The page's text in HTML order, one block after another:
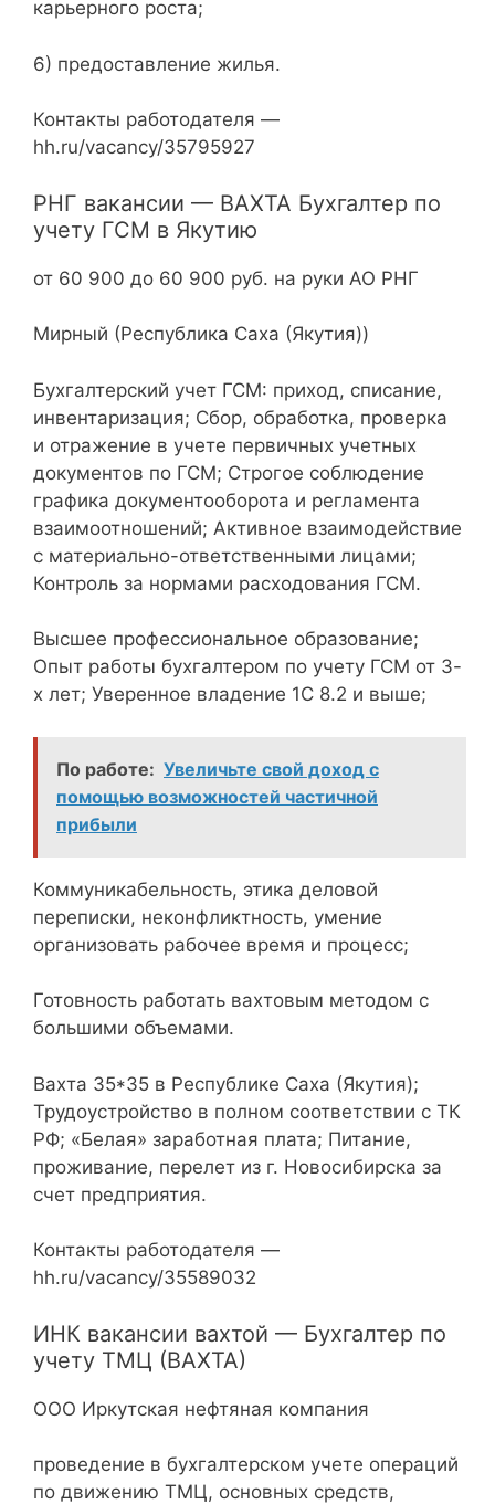
карьерного роста;
6) предоставление жилья.
Контакты работодателя —
hh.ru/vacancy/35795927
РНГ вакансии — ВАХТА Бухгалтер по
учету ГСМ в Якутию
от 60 900 до 60 900 руб. на руки АО РНГ
Мирный (Республика Саха (Якутия))
Бухгалтерский учет ГСМ: приход, списание,
инвентаризация; Сбор, обработка, проверка
и отражение в учете первичных учетных
документов по ГСМ; Строгое соблюдение
графика документооборота и регламента
взаимоотношений; Активное взаимодействие
с материально-ответственными лицами;
Контроль за нормами расходования ГСМ.
Высшее профессиональное образование;
Опыт работы бухгалтером по учету ГСМ от 3-
х лет; Уверенное владение 1С 8.2 и выше;
По работе: Увеличьте свой доход с
помощью возможностей частичной
прибыли
Коммуникабельность, этика деловой
переписки, неконфликтность, умение
организовать рабочее время и процесс;
Готовность работать вахтовым методом с
большими объемами.
Вахта 35*35 в Республике Саха (Якутия);
Трудоустройство в полном соответствии с ТК
РФ; «Белая» заработная плата; Питание,
проживание, перелет из г. Новосибирска за
счет предприятия.
Контакты работодателя —
hh.ru/vacancy/35589032
ИНК вакансии вахтой — Бухгалтер по
учету ТМЦ (ВАХТА)
ООО Иркутская нефтяная компания
проведение в бухгалтерском учете операций
по движению ТМЦ, основных средств,